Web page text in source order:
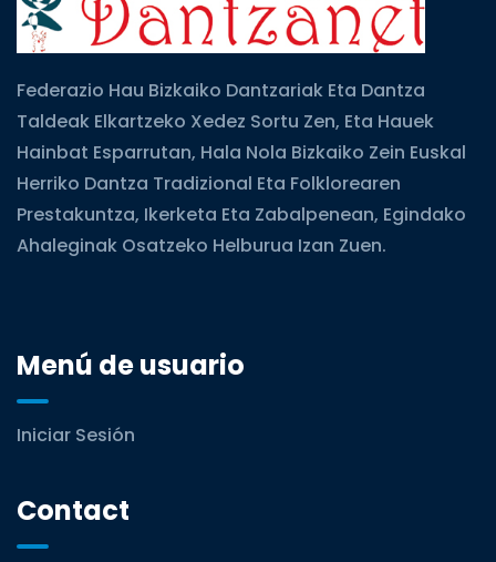
Federazio Hau Bizkaiko Dantzariak Eta Dantza
Taldeak Elkartzeko Xedez Sortu Zen, Eta Hauek
Hainbat Esparrutan, Hala Nola Bizkaiko Zein Euskal
Herriko Dantza Tradizional Eta Folklorearen
Prestakuntza, Ikerketa Eta Zabalpenean, Egindako
Ahaleginak Osatzeko Helburua Izan Zuen.
Menú de usuario
Iniciar Sesión
Contact